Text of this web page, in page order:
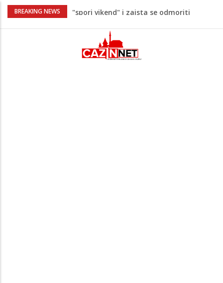
BREAKING NEWS
Maloljetnik u policijskoj stanici napao
Razmišljate koji automobil kupiti? Nova
Honda Civic dobila odlične ocjene
Pet namirnica za doručak koje će vas